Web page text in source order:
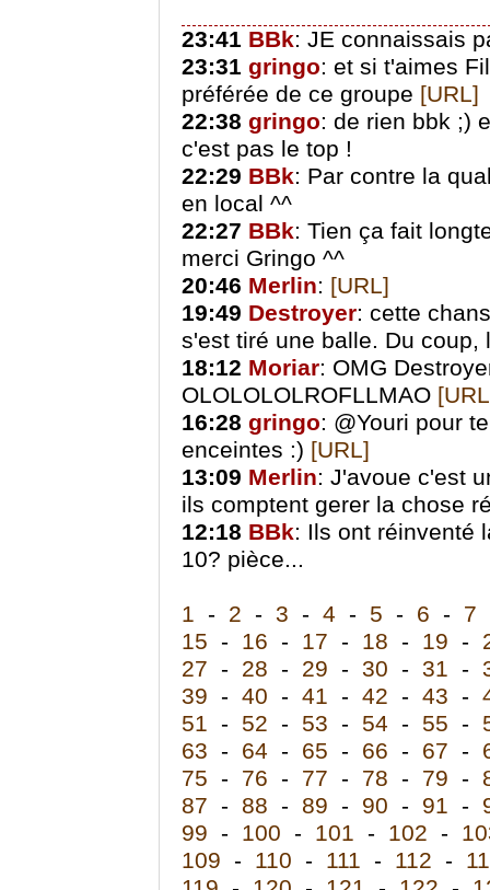
23:41 BBk: JE connaissais
23:31 gringo: et si t'aimes
préférée de ce groupe [URL]
22:38 gringo: de rien bbk ;)
c'est pas le top !
22:29 BBk: Par contre la
en local ^^
22:27 BBk: Tien ça fait
merci Gringo ^^
20:46 Merlin: [URL]
19:49 Destroyer: cette
s'est tiré une balle. Du
18:12 Moriar: OMG
OLOLOLOLROFLLMAO
16:28 gringo: @Youri pour
enceintes :) [URL]
13:09 Merlin: J'avoue c'est
ils comptent gerer la chose
12:18 BBk: Ils ont réinventé
10? pièce...
1 - 2 - 3 - 4 - 5 - 6 - 7
15 - 16 - 17 - 18 - 19 -
27 - 28 - 29 - 30 - 31 -
39 - 40 - 41 - 42 - 43 -
51 - 52 - 53 - 54 - 55 -
63 - 64 - 65 - 66 - 67 -
75 - 76 - 77 - 78 - 79 -
87 - 88 - 89 - 90 - 91 -
99 - 100 - 101 - 102 -
109 - 110 - 111 - 112 -